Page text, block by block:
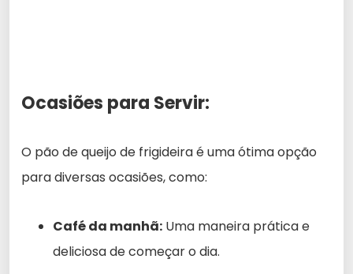
Ocasiões para Servir:
O pão de queijo de frigideira é uma ótima opção
para diversas ocasiões, como:
Café da manhã: Uma maneira prática e
deliciosa de começar o dia.